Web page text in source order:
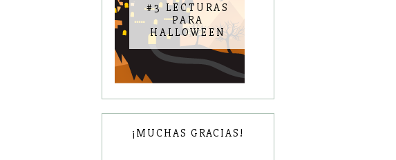
#3 LECTURAS
PARA
HALLOWEEN
¡MUCHAS GRACIAS!